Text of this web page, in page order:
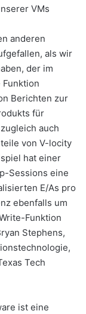
VMs
anderen
als wir
der im
Berichten zur
für
auch
von V-locity
hat einer
Sessions eine
E/As pro
ebenfalls um
Funktion
Stephens,
Tech
ist eine